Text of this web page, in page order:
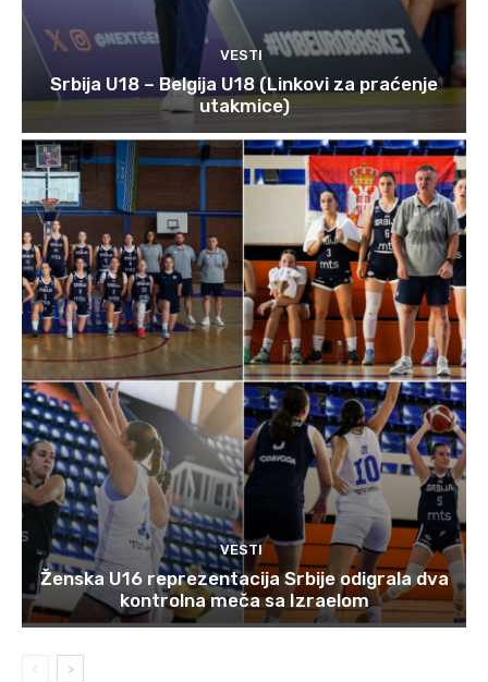
VESTI
Srbija U18 – Belgija U18 (Linkovi za praćenje
utakmice)
VESTI
Ženska U16 reprezentacija Srbije odigrala dva
kontrolna meča sa Izraelom